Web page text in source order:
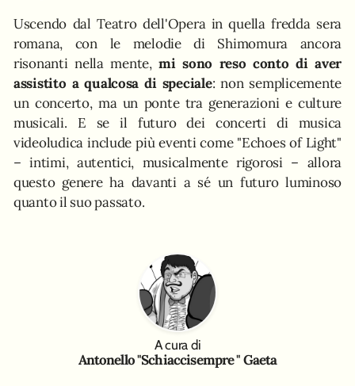
Uscendo dal Teatro dell'Opera in quella fredda sera
romana, con le melodie di Shimomura ancora
risonanti nella mente,mi sono reso conto di aver
assistito a qualcosa di speciale: non semplicemente
un concerto, ma un ponte tra generazioni e culture
musicali. E se il futuro dei concerti di musica
videoludica include più eventi come "Echoes of Light"
– intimi, autentici, musicalmente rigorosi – allora
questo genere ha davanti a sé un futuro luminoso
quanto il suo passato.
A cura di
Antonello "Schiaccisempre " Gaeta